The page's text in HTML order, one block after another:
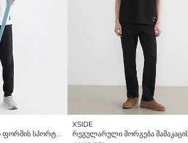
კაცების რეგულარული ფორმის სპორტული შარვალი
XSIDE